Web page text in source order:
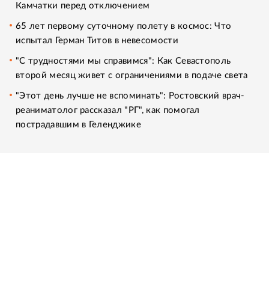
Камчатки перед отключением
65 лет первому суточному полету в космос: Что
испытал Герман Титов в невесомости
"С трудностями мы справимся": Как Севастополь
второй месяц живет с ограничениями в подаче света
"Этот день лучше не вспоминать": Ростовский врач-
реаниматолог рассказал "РГ", как помогал
пострадавшим в Геленджике